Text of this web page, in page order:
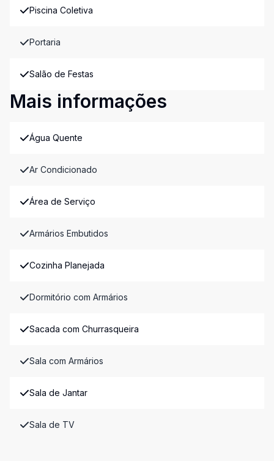
Piscina Coletiva
Portaria
Salão de Festas
Mais informações
Água Quente
Ar Condicionado
Área de Serviço
Armários Embutidos
Cozinha Planejada
Dormitório com Armários
Sacada com Churrasqueira
Sala com Armários
Sala de Jantar
Sala de TV